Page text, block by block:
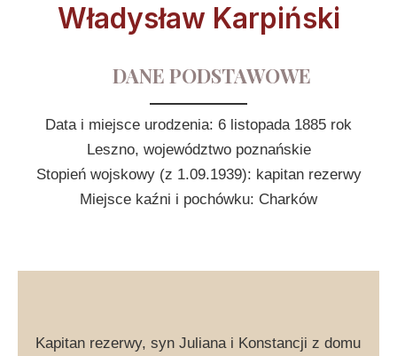
Władysław Karpiński
DANE PODSTAWOWE
Data i miejsce urodzenia: 6 listopada 1885 rok
Leszno, województwo poznańskie
Stopień wojskowy (z 1.09.1939): kapitan rezerwy
Miejsce kaźni i pochówku: Charków
Kapitan rezerwy, syn Juliana i Konstancji z domu